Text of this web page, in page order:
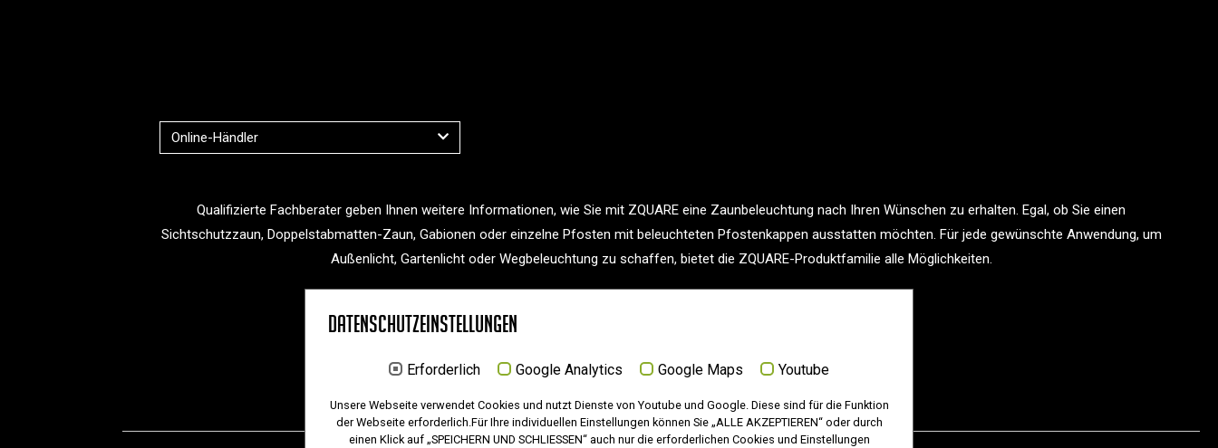
Online-Händler
Qualifizierte Fachberater geben Ihnen weitere Informationen, wie Sie mit ZQUARE eine Zaunbeleuchtung nach Ihren Wünschen zu erhalten. Egal, ob Sie einen
Sichtschutzzaun, Doppelstabmatten-Zaun, Gabionen oder einzelne Pfosten mit beleuchteten Pfostenkappen ausstatten möchten. Für jede gewünschte Anwendung, um
Außenlicht, Gartenlicht oder Wegbeleuchtung zu schaffen, bietet die ZQUARE-Produktfamilie alle Möglichkeiten.
Datenschutzeinstellungen
Erforderlich Google Analytics Google Maps Youtube
Unsere Webseite verwendet Cookies und nutzt Dienste von Youtube und Google. Diese sind für die Funktion
der Webseite erforderlich.Für Ihre individuellen Einstellungen können Sie „ALLE AKZEPTIEREN“ oder durch
einen Klick auf „SPEICHERN UND SCHLIESSEN“ auch nur die erforderlichen Cookies und Einstellungen